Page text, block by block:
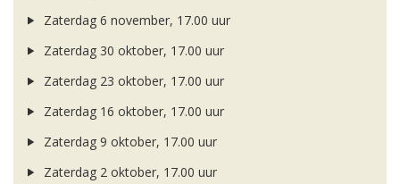
Zaterdag 6 november, 17.00 uur
Zaterdag 30 oktober, 17.00 uur
Zaterdag 23 oktober, 17.00 uur
Zaterdag 16 oktober, 17.00 uur
Zaterdag 9 oktober, 17.00 uur
Zaterdag 2 oktober, 17.00 uur